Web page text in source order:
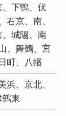
下鴨、伏
右京、南、
、城陽、南
、舞鶴、宮
町、八幡
浜、京北、
鶴東